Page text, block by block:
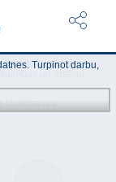
iekārta paredzēta
un arsēna
skalošanas
Turpinot darbu,